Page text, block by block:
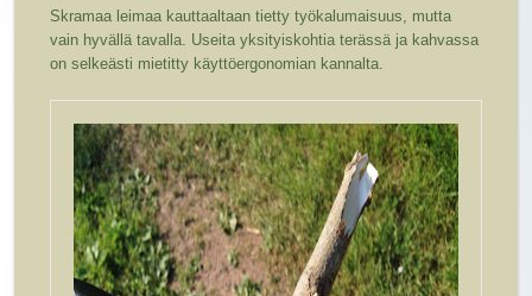
Skramaa leimaa kauttaaltaan tietty työkalumaisuus, mutta
vain hyvällä tavalla. Useita yksityiskohtia terässä ja kahvassa
on selkeästi mietitty käyttöergonomian kannalta.